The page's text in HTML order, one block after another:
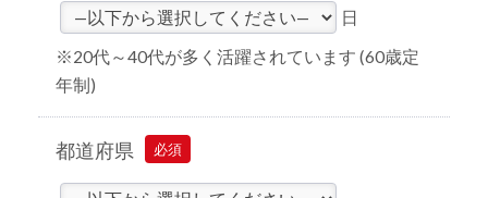
日
※20代～40代が多く活躍されています (60歳定
年制)
都道府県 必須